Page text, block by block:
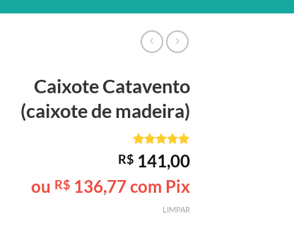
CaixoteCatavento
(caixote de madeira)
Avaliado
como5de
5, com
baseado em
1
de cliente
R$ 141,00
ou R$ 136,77com Pix
LIMPAR